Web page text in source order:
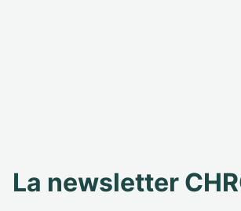
La newsletter